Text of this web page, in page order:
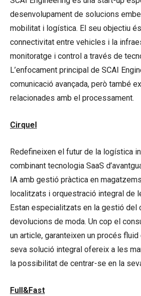
desenvolupament de solucions
mobilitat i logística. El seu objectiu
connectivitat entre vehicles i la
monitoratge i control a través de
L’enfocament principal de SCAI
comunicació avançada, però també
relacionades amb el processament.
Cirquel
Redefineixen el futur de la logística
combinant tecnologia SaaS
IA amb gestió pràctica en
localitzats i orquestració integral de
Estan especialitzats en la gestió del
devolucions de moda. Un cop el
un article, garanteixen un procés
seva solució integral ofereix a les
la possibilitat de centrar-se en la
Full&Fast